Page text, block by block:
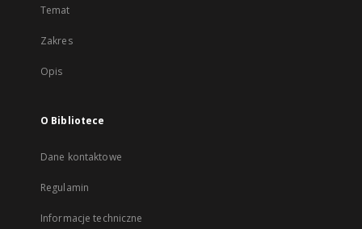
Temat
Zakres
Opis
O Bibliotece
Dane kontaktowe
Regulamin
Informacje techniczne